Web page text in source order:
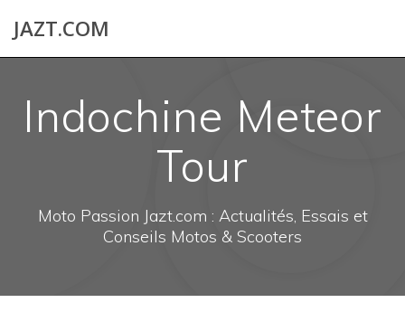
JAZT.COM
Indochine Meteor
Tour
Moto Passion Jazt.com : Actualités, Essais et
Conseils Motos & Scooters